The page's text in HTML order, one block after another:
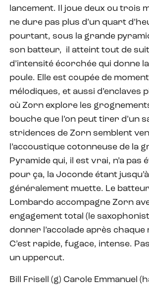
lancement. Il joue deux ou trois
ne dure pas plus d’un quart
pourtant, sous la grande
son batteur, il atteint tout de
d’intensité écorchée qui donne
poule. Elle est coupée de
mélodiques, et aussi d’enclaves
où Zorn explore les
bouche que l’on peut tirer d’un
stridences de Zorn semblent
l’accoustique cotonneuse de la
Pyramide qui, il est vrai, n’a pas
pour ça, la Joconde étant
généralement muette. Le
Lombardo accompagne Zorn
engagement total (le
donner l’accolade après chaque
C’est rapide, fugace, intense.
un uppercut.
Bill Frisell (g) Carole Emmanuel